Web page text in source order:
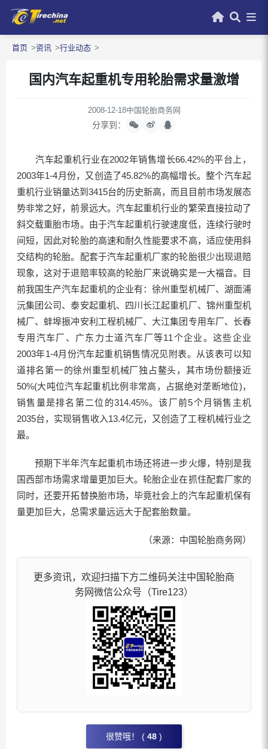
首页 资讯 行业动态
国内汽车起重机专用轮胎需求量激增
2008-12-18中国轮胎商务网
分享到：
汽车起重机行业在2002年销售增长66.42%的平台上，
2003年1-4月份，又创造了45.82%的高幅增长。整个汽车起
重机行业销量达到3415台的历史新高，而且目前市场发展态
势非常之好，前景远大。汽车起重机行业的繁荣直接拉动了
斜交载重胎市场。由于汽车起重机行驶速度低，连续行驶时
间短，因此对轮胎的高速和耐久性能要求不高，适应使用斜
交结构的轮胎。配套于汽车起重机厂家的轮胎很少出现退赔
现象，这对于退赔率较高的轮胎厂来说确实是一大福音。目
前我国生产汽车起重机的企业有：徐州重型机械厂、湖面浦
沅集团公司、泰安起重机、四川长江起重机厂、锦州重型机
械厂、蚌埠振冲安利工程机械厂、大江集团专用车厂、长春
专用汽车厂、广东力士道汽车厂等11个企业。这些企业
2003年1-4月份汽车起重机销售情况见附表。从该表可以知
道排名第一的徐州重型机械厂独占鳌头，其市场份额接近
50%(大吨位汽车起重机比例非常高，占据绝对垄断地位)，
销售量是排名第二位的314.45%。该厂前5个月销售主机
2035台，实现销售收入13.4亿元，又创造了工程机械行业之
最。
预期下半年汽车起重机市场还将进一步火爆，特别是我
国西部市场需求增量更加巨大。轮胎企业在抓住配套厂家的
同时，还要开拓替换胎市场，毕竟社会上的汽车起重机保有
量更加巨大，总需求量远远大于配套胎数量。
（来源：中国轮胎商务网）
更多资讯，欢迎扫描下方二维码关注中国轮胎商
务网微信公众号（Tire123）
很赞哦！ ( 48 )